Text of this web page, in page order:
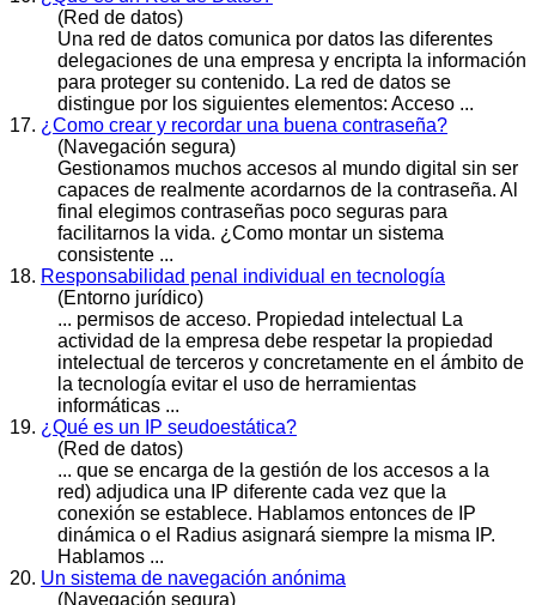
(Red de datos)
Una red de datos comunica por datos las diferentes
delegaciones de una empresa y encripta la información
para proteger su contenido. La red de datos se
distingue por los siguientes elementos: Acceso ...
17. ¿Como crear y recordar una buena contraseña?
(Navegación segura)
Gestionamos muchos accesos al mundo digital sin ser
capaces de realmente acordarnos de la contraseña. Al
final elegimos contraseñas poco seguras para
facilitarnos la vida. ¿Como montar un sistema
consistente ...
18. Responsabilidad penal individual en tecnología
(Entorno jurídico)
... permisos de acceso. Propiedad intelectual La
actividad de la empresa debe respetar la propiedad
intelectual de terceros y concretamente en el ámbito de
la tecnología evitar el uso de herramientas
informáticas ...
19. ¿Qué es un IP seudoestática?
(Red de datos)
... que se encarga de la gestión de los accesos a la
red) adjudica una IP diferente cada vez que la
conexión se establece. Hablamos entonces de IP
dinámica o el Radius asignará siempre la misma IP.
Hablamos ...
20. Un sistema de navegación anónima
(Navegación segura)